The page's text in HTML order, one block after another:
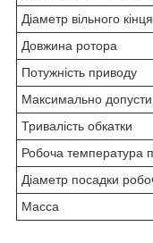
Діаметр вільного
Довжина ротора
Потужність приводу
Максимально
Тривалість обкатки
Робоча температура
Діаметр посадки
Масса